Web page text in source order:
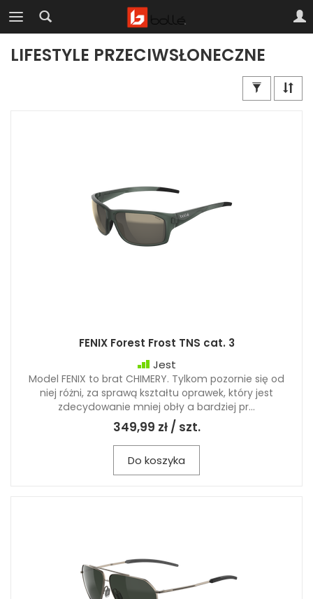
LIFESTYLE PRZECIWSŁONECZNE
FENIX Forest Frost TNS cat. 3
Jest
Model FENIX to brat CHIMERY. Tylkom pozornie się od
niej różni, za sprawą kształtu oprawek, który jest
zdecydowanie mniej obły a bardziej pr...
349,99 zł / szt.
Do koszyka